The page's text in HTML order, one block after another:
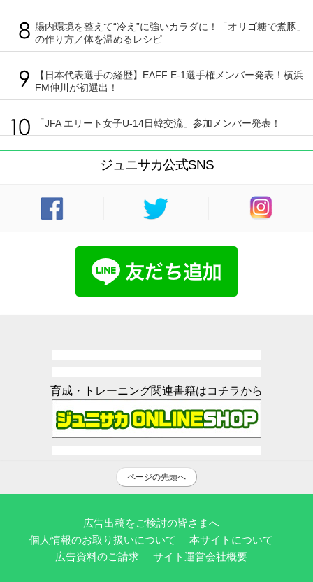
腸内環境を整えて“冷え”に強いカラダに！「オリゴ糖で煮豚」
の作り方／体を温めるレシピ
【日本代表選手の経歴】EAFF E-1選手権メンバー発表！横浜
FM仲川が初選出！
「JFA エリート女子U-14日韓交流」参加メンバー発表！
ジュニサカ公式SNS
育成・トレーニング関連書籍はコチラから
ページの先頭へ
広告出稿をご検討の皆さまへ
個人情報のお取り扱いについて
本サイトについて
広告資料のご請求
サイト運営会社概要